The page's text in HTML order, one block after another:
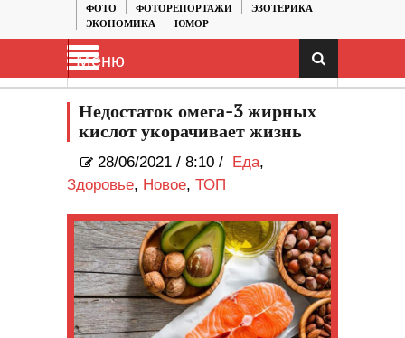
ФОТО
ФОТОРЕПОРТАЖИ
ЭЗОТЕРИКА
ЭКОНОМИКА
ЮМОР
Меню
Недостаток омега-3 жирных
кислот укорачивает жизнь
28/06/2021 / 8:10 / Еда,
Здоровье, Новое, ТОП